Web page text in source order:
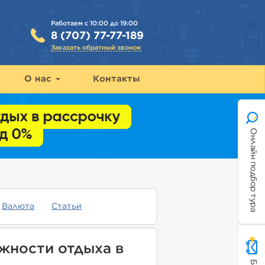
Работаем с 10:00 до 19:00
8 (707) 77-77-189
Заказать обратный звонок
О нас Контакты
Онлайн подбор тура
Валюта Статьи
отдыха в